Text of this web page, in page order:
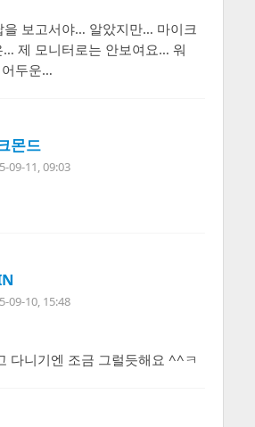
보고서야… 알았지만… 마이크
… 제 모니터로는 안보여요… 워
두운…
몬드
09-11, 09:03
09-10, 15:48
다니기엔 조금 그럴듯해요 ^^ㅋ